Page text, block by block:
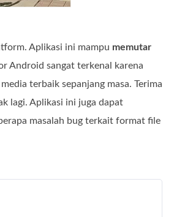
Aplikasi ini mampu memutar
Android sangat terkenal karena
terbaik sepanjang masa. Terima
lagi. Aplikasi ini juga dapat
masalah bug terkait format file